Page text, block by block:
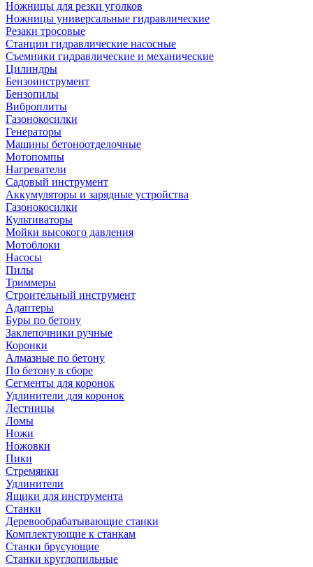
Ножницы для резки уголков
Ножницы универсальные гидравлические
Резаки тросовые
Станции гидравлические насосные
Съемники гидравлические и механические
Цилиндры
Бензоинструмент
Бензопилы
Виброплиты
Газонокосилки
Генераторы
Машины бетоноотделочные
Мотопомпы
Нагреватели
Садовый инструмент
Аккумуляторы и зарядные устройства
Газонокосилки
Культиваторы
Мойки высокого давления
Мотоблоки
Насосы
Пилы
Триммеры
Строительный инструмент
Адаптеры
Буры по бетону
Заклепочники ручные
Коронки
Алмазные по бетону
По бетону в сборе
Сегменты для коронок
Удлинители для коронок
Лестницы
Ломы
Ножи
Ножовки
Пики
Стремянки
Удлинители
Ящики для инструмента
Станки
Деревообрабатывающие станки
Комплектующие к станкам
Станки брусующие
Станки круглопильные